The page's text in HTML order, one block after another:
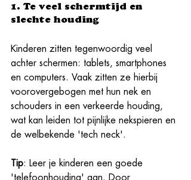
1. Te veel schermtijd en
slechte houding
Kinderen zitten tegenwoordig veel
achter schermen: tablets, smartphones
en computers. Vaak zitten ze hierbij
voorovergebogen met hun nek en
schouders in een verkeerde houding,
wat kan leiden tot pijnlijke nekspieren en
de welbekende 'tech neck'.
Tip: Leer je kinderen een goede
'telefoonhouding' aan. Door